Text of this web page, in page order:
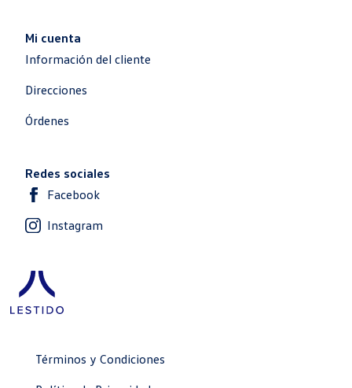
Mi cuenta
Información del cliente
Direcciones
Órdenes
Redes sociales
Facebook
Instagram
Términos y Condiciones